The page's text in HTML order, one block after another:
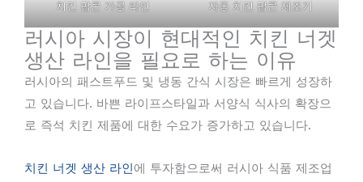
치킨 팝콘 가공 라인 자동 치킨 팝콘 제조기
러시아 시장이 현대적인 치킨 너겟
생산 라인을 필요로 하는 이유
러시아의 패스트푸드 및 냉동 간식 시장은 빠르게 성장하
고 있습니다. 바쁜 라이프스타일과 서양식 식사의 확장으
로 즉석 치킨 제품에 대한 수요가 증가하고 있습니다.
치킨 너겟 생산 라인에 투자함으로써 러시아 식품 제조업